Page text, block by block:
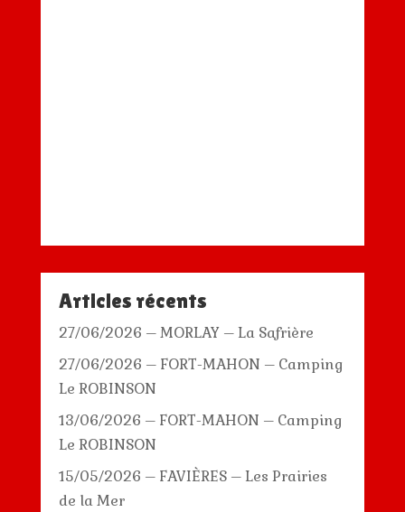
Articles récents
27/06/2026 – MORLAY – La Safrière
27/06/2026 – FORT-MAHON – Camping
Le ROBINSON
13/06/2026 – FORT-MAHON – Camping
Le ROBINSON
15/05/2026 – FAVIÈRES – Les Prairies
de la Mer